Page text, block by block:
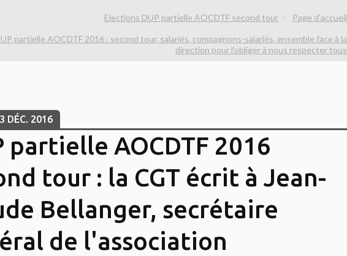
Elections DUP partielle AOCDTF second tour Page d'accueil
partielle AOCDTF 2016 : second tour, salariés, compagnons-salariés, ensemble face à la
direction pour l'obliger à nous respecter tous
DÉC. 2016
partielle AOCDTF 2016
tour : la CGT écrit à Jean-
Bellanger, secrétaire
de l'association